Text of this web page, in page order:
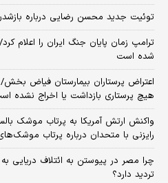
توئیت جدید محسن رضایی درباره
ترامپ زمان پایان جنگ ایران را اعلام
شده است
اعتراض پرستاران بیمارستان فیاض
هیچ پرستاری بازداشت یا اخراج نشده
واکنش ارتش آمریکا به پرتاب موشک
رایزنی با متحدان درباره پرتاب
چرا مصر در پیوستن به ائتلاف دریایی به
تردید دارد؟